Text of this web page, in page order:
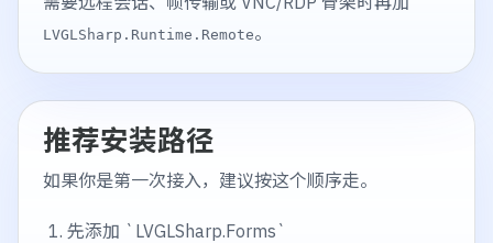
LVGLSharp.Runtime.Remote。
推荐安装路径
如果你是第一次接入，建议按这个顺序走。
先添加 `LVGLSharp.Forms`